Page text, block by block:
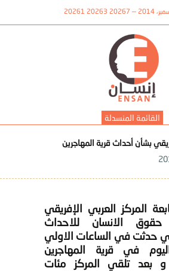
القائمة المنسدلة
بشأن أحداث قرية المهاجرين
المركز العربي الإفريقي
حقوق الانسان للاحداث
حدثت في الساعات الاولي
في قرية المهاجرين
و بعد تلقي المركز مئات